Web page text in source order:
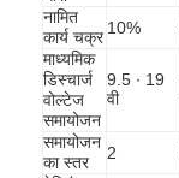
नामित
कार्य चक्र 10%
माध्यमिक
डिस्चार्ज
वोल्टेज
समायोजन
9.5 ∙ 19
वी
समायोजन
का स्तर
2